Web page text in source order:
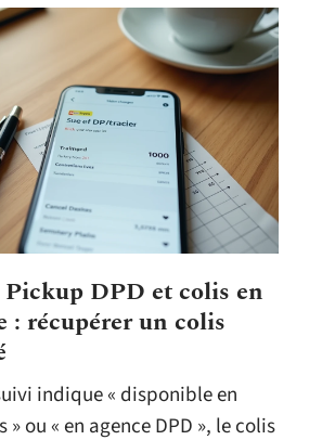
Pickup DPD et colis en
: récupérer un colis
indique « disponible en
ou « en agence DPD », le colis